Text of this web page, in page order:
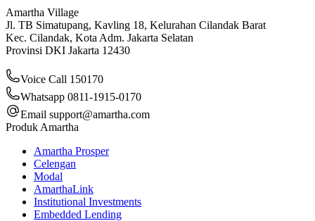
Amartha Village
Jl. TB Simatupang, Kavling 18, Kelurahan Cilandak Barat
Kec. Cilandak, Kota Adm. Jakarta Selatan
Provinsi DKI Jakarta 12430
Voice Call 150170
Whatsapp 0811-1915-0170
Email support@amartha.com
Produk Amartha
Amartha Prosper
Celengan
Modal
AmarthaLink
Institutional Investments
Embedded Lending